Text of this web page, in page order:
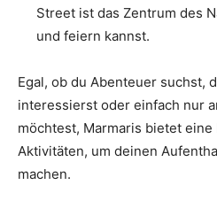
Street ist das Zentrum des
und feiern kannst.
Egal, ob du Abenteuer suchst,
interessierst oder einfach nur
möchtest, Marmaris bietet
Aktivitäten, um deinen
machen.